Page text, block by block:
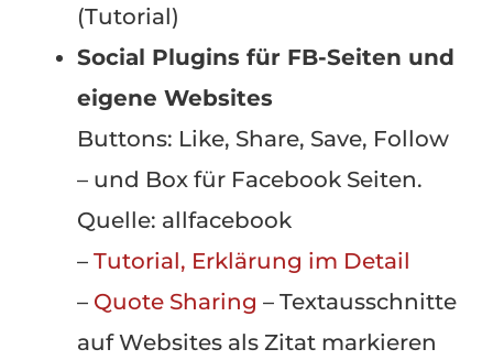
(Tutorial)
Social Plugins für FB-Seiten und
eigene Websites
Buttons: Like, Share, Save, Follow
– und Box für Facebook Seiten.
Quelle: allfacebook
– Tutorial, Erklärung im Detail
– Quote Sharing – Textausschnitte
auf Websites als Zitat markieren